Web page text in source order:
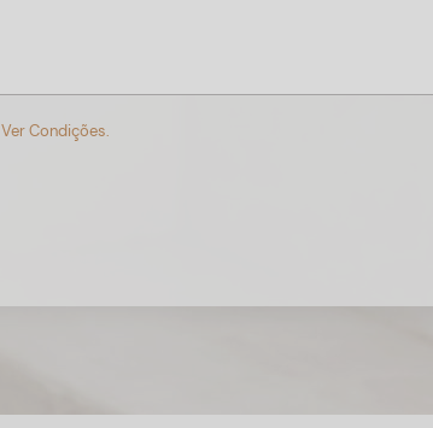
Ver Condições.